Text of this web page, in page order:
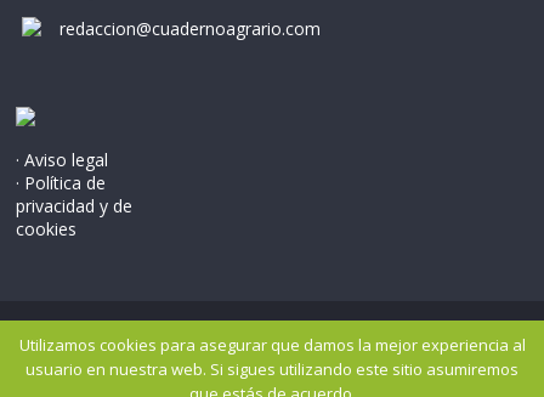
redaccion@cuadernoagrario.com
· Aviso legal
· Política de
privacidad y de
cookies
Copyright © 2026Cuaderno Agrario. Todos los derechos
reservados..
Tema: ColorMag porThemeGrill. Potenciado por WordPress.
Utilizamos cookies para asegurar que damos la mejor experiencia al
usuario en nuestra web. Si sigues utilizando este sitio asumiremos